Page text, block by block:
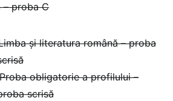
– proba C
și literatura română – proba
Proba obligatorie a profilului –
scrisă